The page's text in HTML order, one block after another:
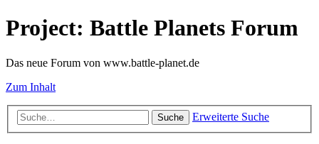
Project: Battle Planets Forum
Das neue Forum von www.battle-planet.de
Zum Inhalt
Suche Erweiterte Suche